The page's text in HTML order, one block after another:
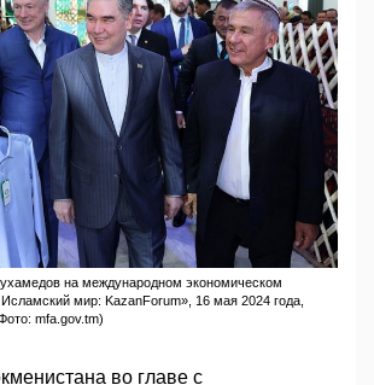
на международном экономическом
мир: KazanForum», 16 мая 2024 года,
mfa.gov.tm)
во главе с